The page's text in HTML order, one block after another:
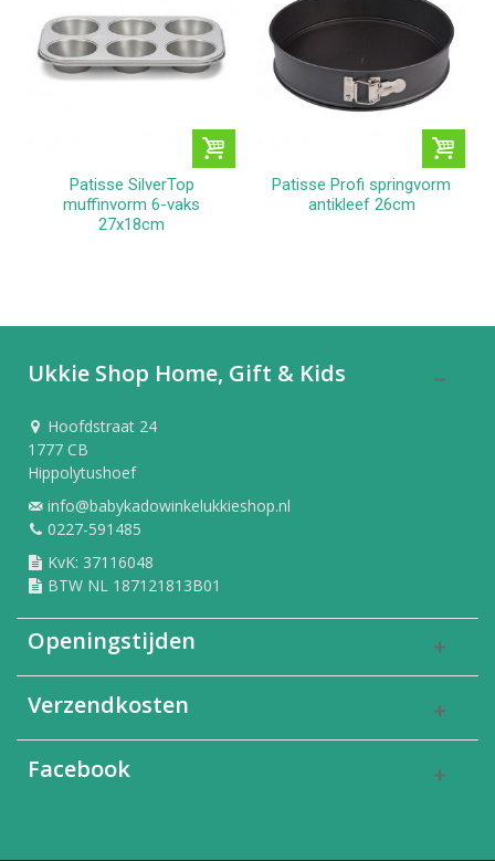
Patisse SilverTop
muffinvorm 6-vaks
27x18cm
Patisse Profi springvorm
antikleef 26cm
Ukkie Shop Home, Gift & Kids
Hoofdstraat 24
1777 CB
Hippolytushoef
info@babykadowinkelukkieshop.nl
0227-591485
KvK: 37116048
BTW NL 187121813B01
Openingstijden
Verzendkosten
Facebook